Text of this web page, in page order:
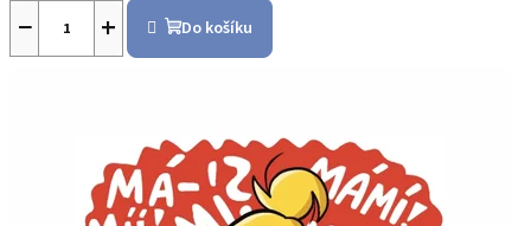
+
− Do košíku